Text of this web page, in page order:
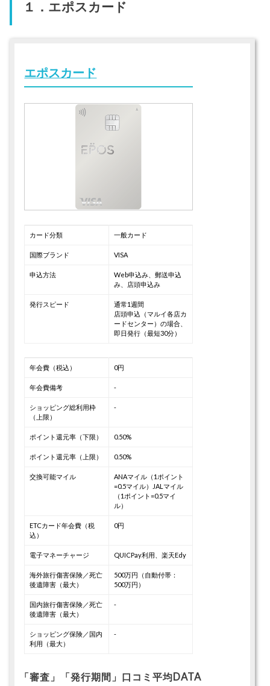
１．エポスカード
エポスカード
カード分類 一般カード
国際ブランド VISA
申込方法
Web申込み、郵送申込
み、店頭申込み
発行スピード
通常1週間
店頭申込（マルイ各店カ
ードセンター）の場合、
即日発行（最短30分）
年会費（税込） 0円
年会費備考 -
ショッピング総利用枠
（上限）
-
ポイント還元率（下限） 0.50%
ポイント還元率（上限） 0.50%
交換可能マイル
ANAマイル（1ポイント
=0.5マイル）
JALマイル
（1ポイント=0.5マイ
ル）
ETCカード年会費（税
込）
0円
電子マネーチャージ QUICPay利用、楽天Edy
海外旅行傷害保険／死亡
後遺障害（最大）
500万円（自動付帯：
500万円）
国内旅行傷害保険／死亡
後遺障害（最大）
-
ショッピング保険／国内
利用（最大）
-
「審査」「発行期間」口コミ平均DATA